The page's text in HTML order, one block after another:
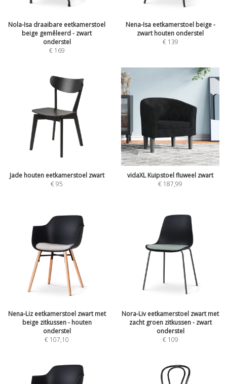
Nola-Isa draaibare eetkamerstoel
beige gemêleerd - zwart
onderstel
€ 169
Nena-Isa eetkamerstoel beige -
zwart houten onderstel
€ 139
Jade houten eetkamerstoel zwart
€95
vidaXL Kuipstoel fluweel zwart
€ 187,99
Nena-Liz eetkamerstoel zwart met
beige zitkussen - houten
onderstel
€ 107,10
Nora-Liv eetkamerstoel zwart met
zacht groen zitkussen - zwart
onderstel
€ 109